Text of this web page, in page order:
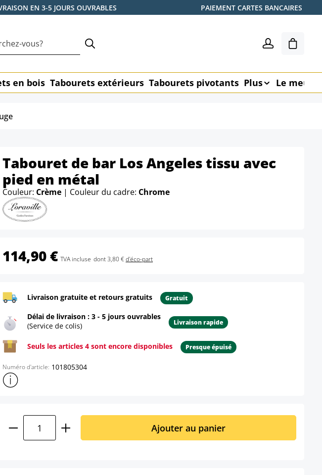
EN 3-5 JOURS OUVRABLES PAIEMENT CARTES BANCAIRES
Le
en bois Tabourets extérieurs Tabourets pivotants Plus Le
Tabouret de bar Los Angeles tissu avec
pied en métal
Couleur: Crème | Couleur du cadre: Chrome
114,90 € TVA incluse dont 3,80 €d'éco-part
Livraison gratuite et retours gratuits Gratuit
Délai de livraison : 3 - 5 jours ouvrables
(Service de colis)
Livraison rapide
Seuls les articles 4 sont encore disponibles Presque épuisé
Numéro d'article: 101805304
Afficher plus d'informations sur le produit
Quantité de produit : Entrez la quantité souhaitée ou
Ajouter au panier